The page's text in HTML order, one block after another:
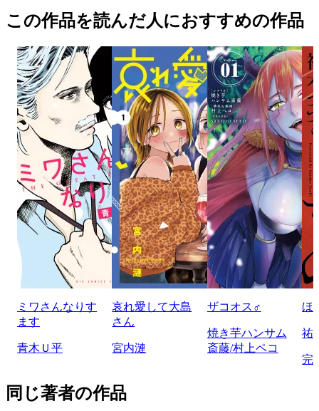
この作品を読んだ人におすすめの作品
ミワさんなりす
ます
青木Ｕ平
哀れ愛して大島
さん
宮内漣
ザコオス♂
焼き芋ハンサム
斎藤/村上ペコ
ほ
祐
完
同じ著者の作品